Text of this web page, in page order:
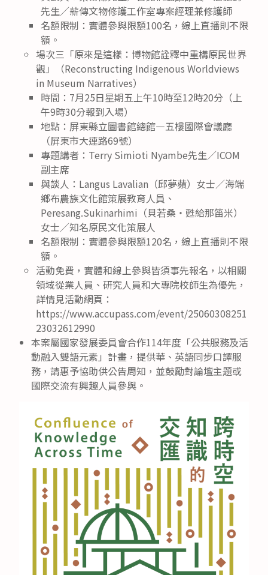
先生／薪傳文物修護工作室專案經理兼修護師
名額限制：實體參與限額100名，線上直播則不限
額。
場次三「原來是這樣：博物館詮釋中重構原民世界
觀」（Reconstructing Indigenous Worldviews
in Museum Narratives）
時間：7月25日星期五上午10時至12時20分（上
午9時30分報到入場）
地點：屏東縣立圖書館總館—五樓國際會議廳
（屏東市大連路69號）
專題講者：Terry Simioti Nyambe先生／ICOM
副主席
與談人：Langus Lavalian（邱夢蘋）女士／海端
鄉布農族文化館策展教育人員、
Peresang.Sukinarhimi（貝若桑・甦給那笛米）
女士／知名原民文化策展人
名額限制：實體參與限額120名，線上直播則不限
額。
活動免費，實體和線上參與皆須事先報名，以相關
領域從業人員、研究人員和大專院校師生為優先，
詳情見活動網頁：
https://www.accupass.com/event/25060308251
23032612990
本案屬國家發展委員會合作114年度「公共服務及活
動融入雙語元素」計畫，提供華、英語同步口譯服
務，請惠予協助供公告周知，並鼓勵對論壇主題或
國際交流有興趣人員參與。